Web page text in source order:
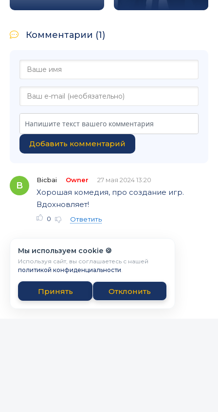
Комментарии (1)
Добавить комментарий
B
Bicbai Owner 27 мая 2024 13:20
Хорошая комедия, про создание игр.
Вдохновляет!
0 Ответить
Мы используем cookie 🍪
Используя сайт, вы соглашаетесь с нашей
политикой конфиденциальности.
Принять Отклонить